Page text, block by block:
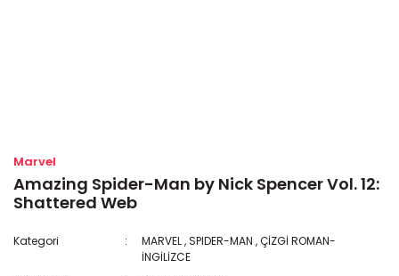
Marvel
Amazing Spider-Man by Nick Spencer Vol. 12:
Shattered Web
Kategori MARVEL,SPIDER-MAN ,ÇİZGİ ROMAN-
İNGİLİZCE